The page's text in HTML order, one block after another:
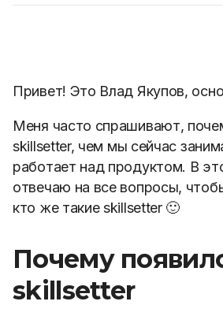
Привет! Это Влад Якупов,
Меня часто спрашивают,
skillsetter, чем мы сейчас
работает над продуктом. В
отвечаю на все вопросы,
кто же такие skillsetter 🙂
Почему
skillsetter